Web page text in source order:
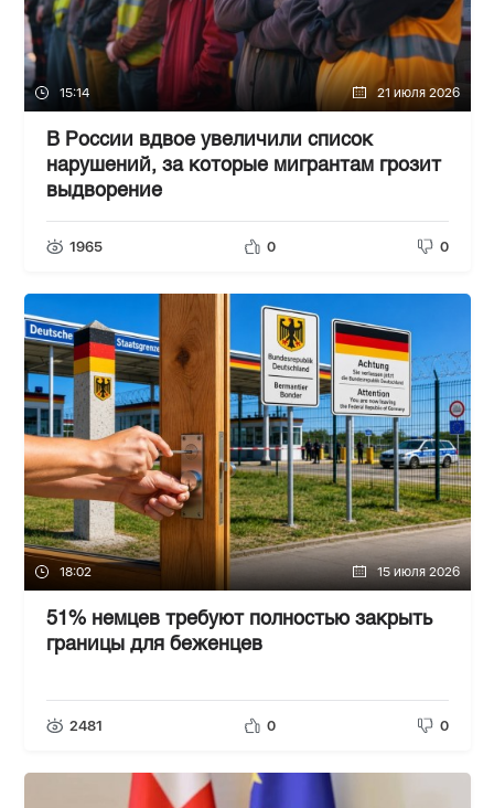
15:14 21 июля 2026
В России вдвое увеличили список
нарушений, за которые мигрантам грозит
выдворение
1965 0 0
18:02 15 июля 2026
51% немцев требуют полностью закрыть
границы для беженцев
2481 0 0